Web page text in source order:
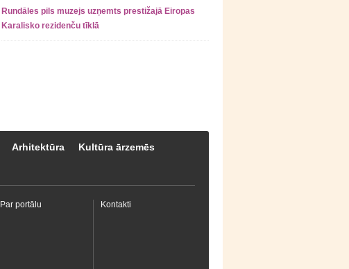
Rundāles pils muzejs uzņemts prestižajā Eiropas
Karalisko rezidenču tīklā
Arhitektūra Kultūra ārzemēs
Par portālu Kontakti